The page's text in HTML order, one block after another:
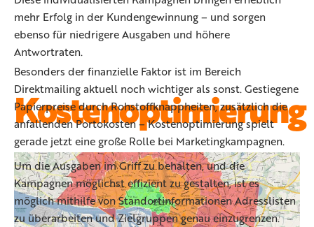
mehr Erfolg in der Kundengewinnung – und sorgen
ebenso für niedrigere Ausgaben und höhere
Antwortraten.
Kostenoptimierung
Besonders der finanzielle Faktor ist im Bereich
Direktmailing aktuell noch wichtiger als sonst. Gestiegene
Papierpreise durch Rohstoffknappheiten, zusätzlich die
anfallenden Portokosten – Kostenoptimierung spielt
gerade jetzt eine große Rolle bei Marketingkampagnen.
Um die Ausgaben im Griff zu behalten, und die
Kampagnen möglichst effizient zu gestalten, ist es
möglich mithilfe von Standortinformationen Adresslisten
zu überarbeiten und Zielgruppen genau einzugrenzen.